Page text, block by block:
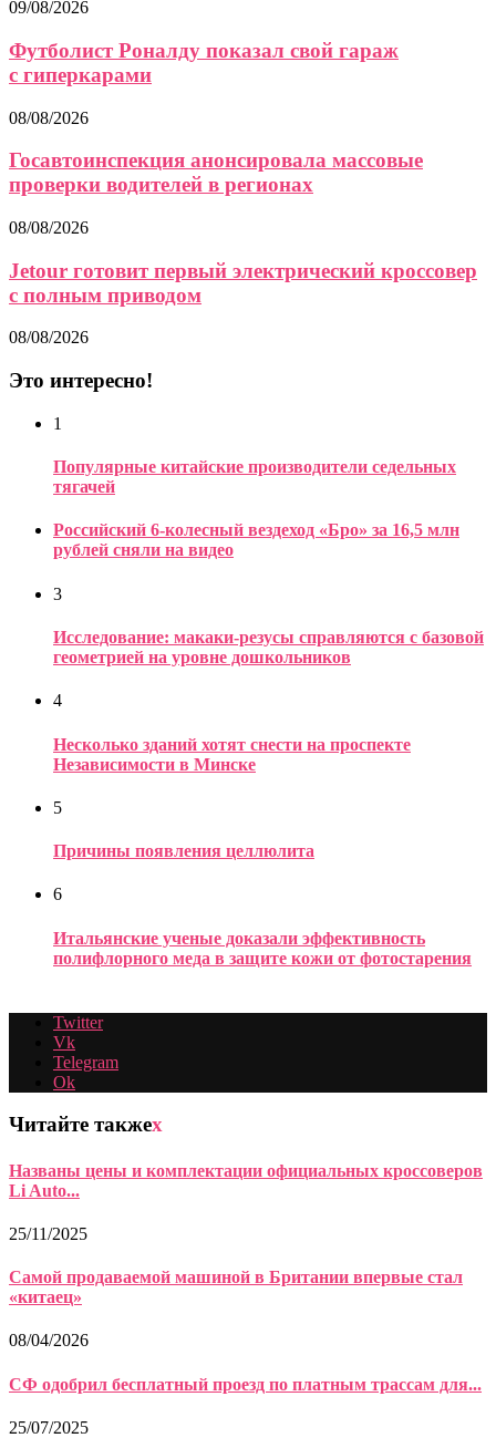
09/08/2026
Футболист Роналду показал свой гараж
с гиперкарами
08/08/2026
Госавтоинспекция анонсировала массовые
проверки водителей в регионах
08/08/2026
Jetour готовит первый электрический кроссовер
с полным приводом
08/08/2026
Это интересно!
1
Популярные китайские производители седельных
тягачей
Российский 6-колесный вездеход «Бро» за 16,5 млн
рублей сняли на видео
3
Исследование: макаки-резусы справляются с базовой
геометрией на уровне дошкольников
4
Несколько зданий хотят снести на проспекте
Независимости в Минске
5
Причины появления целлюлита
6
Итальянские ученые доказали эффективность
полифлорного меда в защите кожи от фотостарения
Twitter
Vk
Telegram
Ok
Читайте такжеx
Названы цены и комплектации официальных кроссоверов
Li Auto...
25/11/2025
Самой продаваемой машиной в Британии впервые стал
«китаец»
08/04/2026
СФ одобрил бесплатный проезд по платным трассам для...
25/07/2025